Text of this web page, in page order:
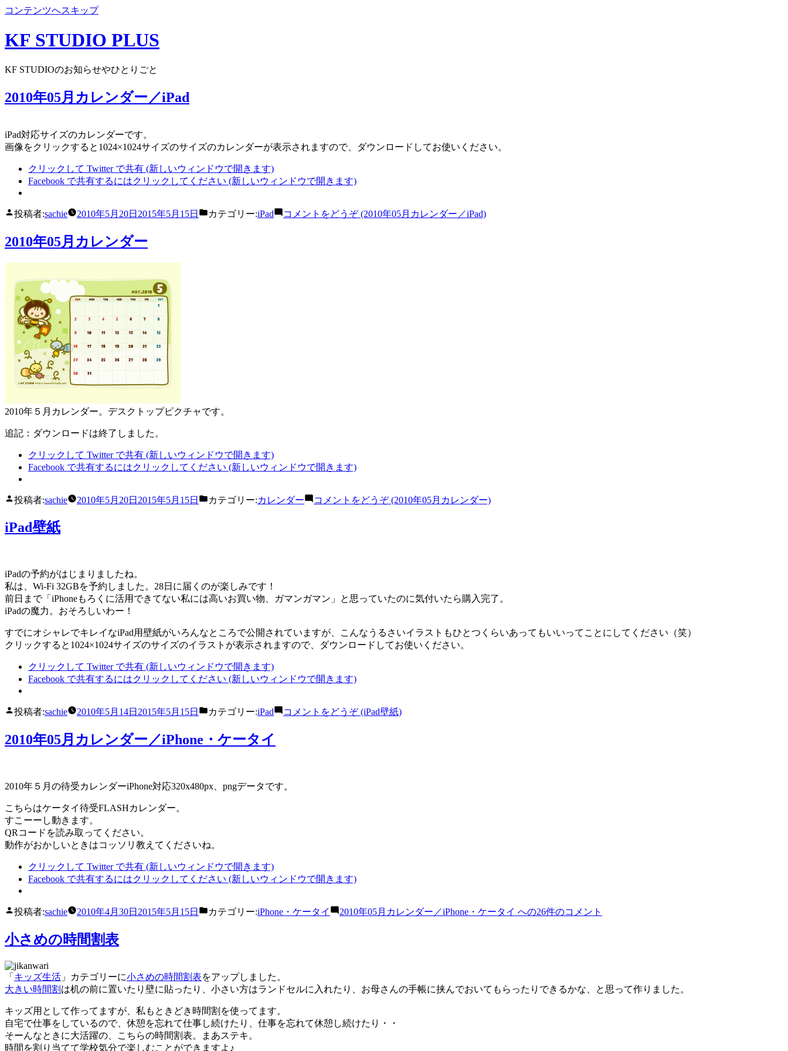
コンテンツへスキップ
KF STUDIO PLUS
KF STUDIOのお知らせやひとりごと
2010年05月カレンダー／iPad
iPad対応サイズのカレンダーです。
画像をクリックすると1024×1024サイズのサイズのカレンダーが表示されますので、ダウンロードしてお使いください。
クリックして Twitter で共有 (新しいウィンドウで開きます)
Facebook で共有するにはクリックしてください (新しいウィンドウで開きます)
投稿者:sachie 2010年5月20日 2015年5月15日 カテゴリー:iPad コメントをどうぞ(2010年05月カレンダー／iPad)
2010年05月カレンダー
2010年５月カレンダー。デスクトップピクチャです。
追記：ダウンロードは終了しました。
クリックして Twitter で共有 (新しいウィンドウで開きます)
Facebook で共有するにはクリックしてください (新しいウィンドウで開きます)
投稿者:sachie 2010年5月20日 2015年5月15日 カテゴリー:カレンダー コメントをどうぞ(2010年05月カレンダー)
iPad壁紙
iPadの予約がはじまりましたね。
私は、Wi-Fi 32GBを予約しました。28日に届くのが楽しみです！
前日まで「iPhoneもろくに活用できてない私には高いお買い物、ガマンガマン」と思っていたのに気付いたら購入完了。
iPadの魔力。おそろしいわー！
すでにオシャレでキレイなiPad用壁紙がいろんなところで公開されていますが、こんなうるさいイラストもひとつくらいあってもいいってことにしてください（笑）
クリックすると1024×1024サイズのサイズのイラストが表示されますので、ダウンロードしてお使いください。
クリックして Twitter で共有 (新しいウィンドウで開きます)
Facebook で共有するにはクリックしてください (新しいウィンドウで開きます)
投稿者:sachie 2010年5月14日 2015年5月15日 カテゴリー:iPad コメントをどうぞ(iPad壁紙)
2010年05月カレンダー／iPhone・ケータイ
2010年５月の待受カレンダーiPhone対応320x480px、pngデータです。
こちらはケータイ待受FLASHカレンダー。
すこーーし動きます。
QRコードを読み取ってください。
動作がおかしいときはコッソリ教えてくださいね。
クリックして Twitter で共有 (新しいウィンドウで開きます)
Facebook で共有するにはクリックしてください (新しいウィンドウで開きます)
投稿者:sachie 2010年4月30日 2015年5月15日 カテゴリー:iPhone・ケータイ 2010年05月カレンダー／iPhone・ケータイ への26件のコメント
小さめの時間割表
「 キッズ生活 」カテゴリーに小さめの時間割表をアップしました。
大きい時間割 は机の前に置いたり壁に貼ったり、小さい方はランドセルに入れたり、お母さんの手帳に挟んでおいてもらったりできるかな、と思って作りました。
キッズ用として作ってますが、私もときどき時間割を使ってます。
自宅で仕事をしているので、休憩を忘れて仕事し続けたり、仕事を忘れて休憩し続けたり・・
そーんなときに大活躍の、こちらの時間割表。まあステキ。
時間を割り当てて学校気分で楽しむことができますよ♪